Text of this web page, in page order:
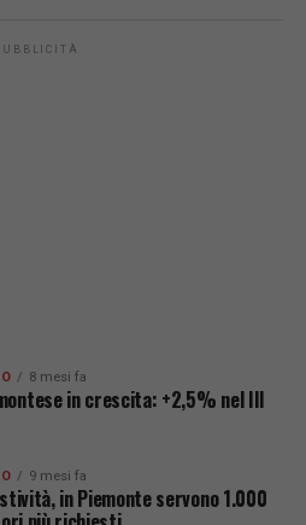
8 mesi fa
in crescita: +2,5% nel III
9 mesi fa
in Piemonte servono 1.000